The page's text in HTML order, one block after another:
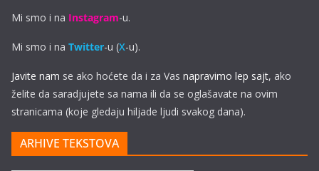
Mi smo i na Instagram-u.
Mi smo i na Twitter-u (X-u).
Javite nam se ako hoćete da i za Vas napravimo lep sajt, ako
želite da saradjujete sa nama ili da se oglašavate na ovim
stranicama (koje gledaju hiljade ljudi svakog dana).
ARHIVE TEKSTOVA